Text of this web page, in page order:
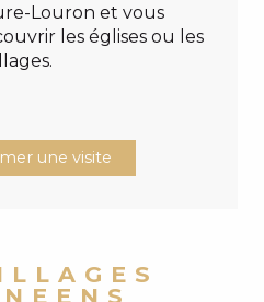
Louron et vous
les églises ou les
une visite